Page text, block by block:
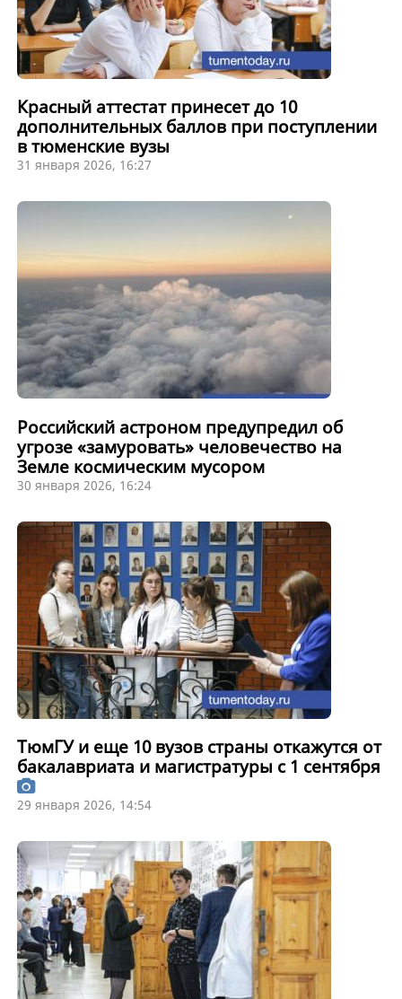
Красный аттестат принесет до 10
дополнительных баллов при поступлении
в тюменские вузы
31 января 2026, 16:27
Российский астроном предупредил об
угрозе «замуровать» человечество на
Земле космическим мусором
30 января 2026, 16:24
ТюмГУ и еще 10 вузов страны откажутся от
бакалавриата и магистратуры с 1 сентября
29 января 2026, 14:54